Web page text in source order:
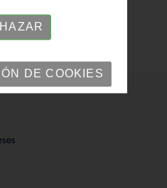
DE COOKIES